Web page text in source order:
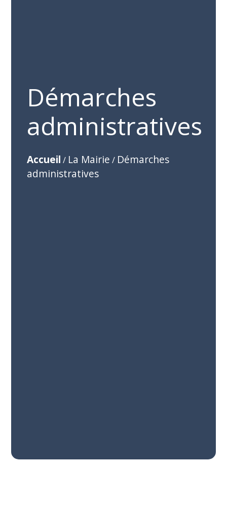
Démarches
administratives
Accueil / La Mairie / Démarches
administratives